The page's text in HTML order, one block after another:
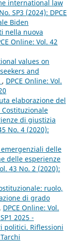
international law
SP3 (2024): DPCE
Biden
nella nuova
Online: Vol. 42
values on
and
, DPCE Online: Vol.
elaborazione del
di giustizia
No. 4 (2020):
delle
delle esperienze
43 No. 2 (2020):
ruolo,
di grado
, DPCE Online: Vol.
2025 -
politici. Riflessioni